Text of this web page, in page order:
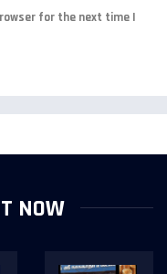
for the next time I
NOW